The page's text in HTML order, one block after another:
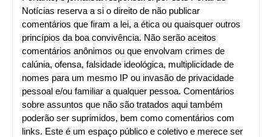
Notícias reserva a si o direito de não publicar
comentários que firam a lei, a ética ou quaisquer outros
princípios da boa convivência. Não serão aceitos
comentários anônimos ou que envolvam crimes de
calúnia, ofensa, falsidade ideológica, multiplicidade de
nomes para um mesmo IP ou invasão de privacidade
pessoal e/ou familiar a qualquer pessoa. Comentários
sobre assuntos que não são tratados aqui também
poderão ser suprimidos, bem como comentários com
links. Este é um espaço público e coletivo e merece ser